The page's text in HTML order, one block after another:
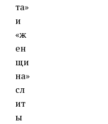
та»
и
«ж
ен
щи
на»
сл
ит
ы